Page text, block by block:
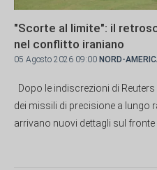
"Scorte al limite": il
nel conflitto iraniano
05 Agosto 2026 09:00 NORD-
Dopo le indiscrezioni di
dei missili di precisione a lungo
arrivano nuovi dettagli sul fronte